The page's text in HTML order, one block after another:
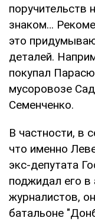
поручительств
знаком…
это
деталей.
покупал
мусоровозе
Семенченко.
В частности, в
что именно
экс-депутата
поджидал его
журналистов,
батальоне